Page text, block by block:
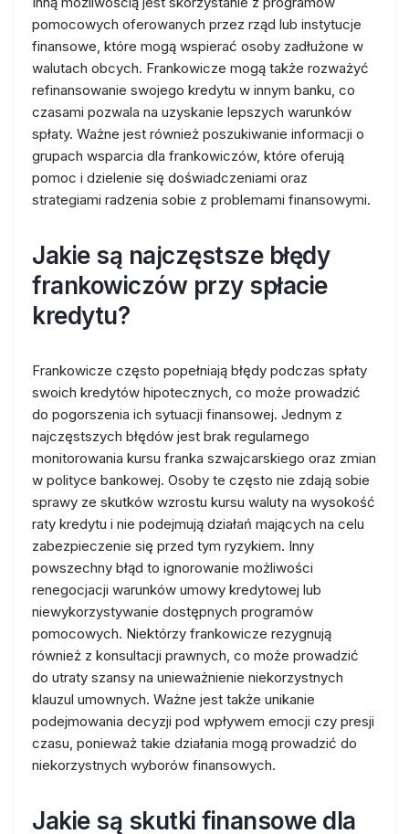
pomocowych oferowanych przez rząd lub instytucje
finansowe, które mogą wspierać osoby zadłużone w
walutach obcych. Frankowicze mogą także rozważyć
refinansowanie swojego kredytu w innym banku, co
czasami pozwala na uzyskanie lepszych warunków
spłaty. Ważne jest również poszukiwanie informacji o
grupach wsparcia dla frankowiczów, które oferują
pomoc i dzielenie się doświadczeniami oraz
strategiami radzenia sobie z problemami finansowymi.
Jakie są najczęstsze błędy
frankowiczów przy spłacie
kredytu?
Frankowicze często popełniają błędy podczas spłaty
swoich kredytów hipotecznych, co może prowadzić
do pogorszenia ich sytuacji finansowej. Jednym z
najczęstszych błędów jest brak regularnego
monitorowania kursu franka szwajcarskiego oraz zmian
w polityce bankowej. Osoby te często nie zdają sobie
sprawy ze skutków wzrostu kursu waluty na wysokość
raty kredytu i nie podejmują działań mających na celu
zabezpieczenie się przed tym ryzykiem. Inny
powszechny błąd to ignorowanie możliwości
renegocjacji warunków umowy kredytowej lub
niewykorzystywanie dostępnych programów
pomocowych. Niektórzy frankowicze rezygnują
również z konsultacji prawnych, co może prowadzić
do utraty szansy na unieważnienie niekorzystnych
klauzul umownych. Ważne jest także unikanie
podejmowania decyzji pod wpływem emocji czy presji
czasu, ponieważ takie działania mogą prowadzić do
niekorzystnych wyborów finansowych.
Jakie są skutki finansowe dla